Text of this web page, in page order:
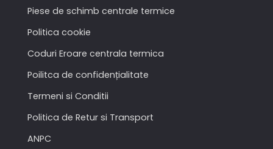
Piese de schimb centrale termice
Politica cookie
Coduri Eroare centrala termica
Poilitca de confidențialitate
Termeni si Conditii
Politica de Retur si Transport
ANPC